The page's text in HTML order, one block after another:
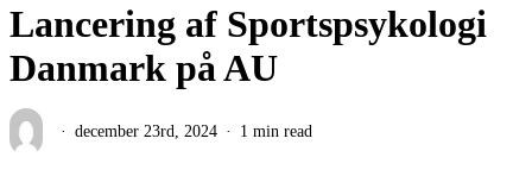
Lancering af Sportspsykologi
Danmark på AU
december 23rd, 2024 1 min read